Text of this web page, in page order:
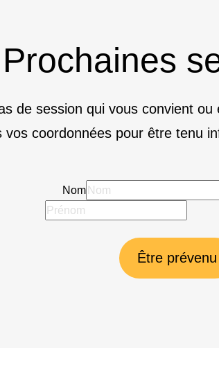
Prochaines
de session qui vous convient ou
vos coordonnées pour être tenu
Nom
Être prévenu